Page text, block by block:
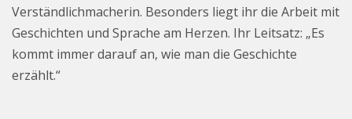
Verständlichmacherin. Besonders liegt ihr die Arbeit mit
Geschichten und Sprache am Herzen. Ihr Leitsatz: „Es
kommt immer darauf an, wie man die Geschichte
erzählt.“